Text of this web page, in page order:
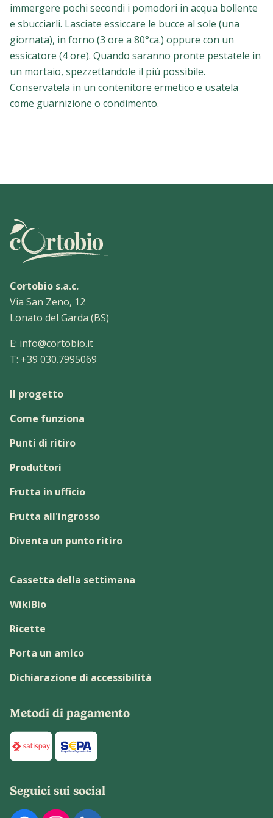
immergere pochi secondi i pomodori in acqua bollente
e sbucciarli. Lasciate essiccare le bucce al sole (una
giornata), in forno (3 ore a 80°ca.) oppure con un
essicatore (4 ore). Quando saranno pronte pestatele in
un mortaio, spezzettandole il più possibile.
Conservatela in un contenitore ermetico e usatela
come guarnizione o condimento.
Cortobio s.a.c.
Via San Zeno, 12
Lonato del Garda (BS)
E: info@cortobio.it
T: +39 030.7995069
Il progetto
Come funziona
Punti di ritiro
Produttori
Frutta in ufficio
Frutta all'ingrosso
Diventa un punto ritiro
Cassetta della settimana
WikiBio
Ricette
Porta un amico
Dichiarazione di accessibilità
Metodi di pagamento
Di seguito sono elencati i metodi di pagamento
Seguici sui social